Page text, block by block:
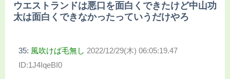
ウエストランドは悪口を面白くできたけど中山功
太は面白くできなかったっていうだけやろ
35: 風吹けば毛無し 2022/12/29(木) 06:05:19.47
ID:1J4IqeBI0